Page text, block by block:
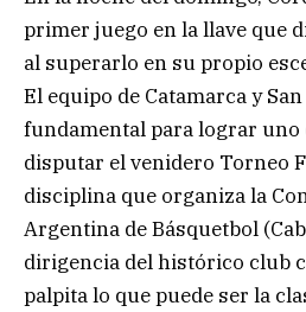
primer juego en la llave que
al superarlo en su propio
El equipo de Catamarca y
fundamental para lograr uno
disputar el venidero Torneo
disciplina que organiza la
Argentina de Básquetbol
dirigencia del histórico club
palpita lo que puede ser la